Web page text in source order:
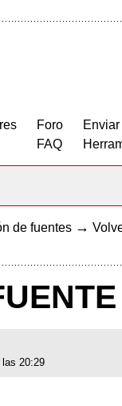
Foro
FAQ
de fuentes →
las 20:29